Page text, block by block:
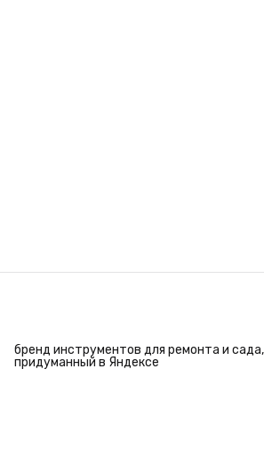
бренд инструментов для ремонта и сада,
придуманный в Яндексе